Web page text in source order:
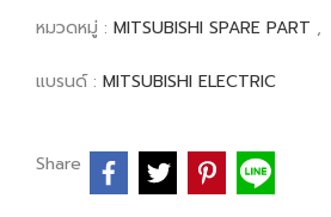
หมวดหมู่ : MITSUBISHI SPARE PART ,
แบรนด์ : MITSUBISHI ELECTRIC
Share